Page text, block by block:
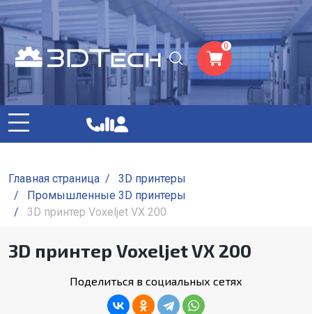
0
Главная страница /
3D принтеры
/
Промышленные 3D принтеры
/
3D принтер Voxeljet VX 200
3D принтер Voxeljet VX 200
Поделиться в социальных сетях